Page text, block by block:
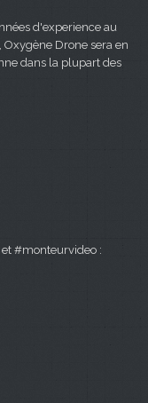
d'experience au
Drone sera en
dans la plupart des
#monteurvideo :